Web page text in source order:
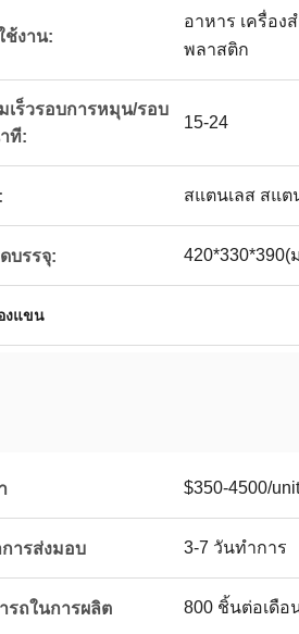
ช้งาน:
อาหาร เครื่อง
พลาสติก
เร็วรอบการหมุน/รอบ
ที:
15-24
สแตนเลส สแต
บรรจุ: 420*330*390(
งแขน
$350-4500/unit
การส่งมอบ 3-7 วันทำการ
รถในการผลิต 800 ชิ้นต่อเดือ